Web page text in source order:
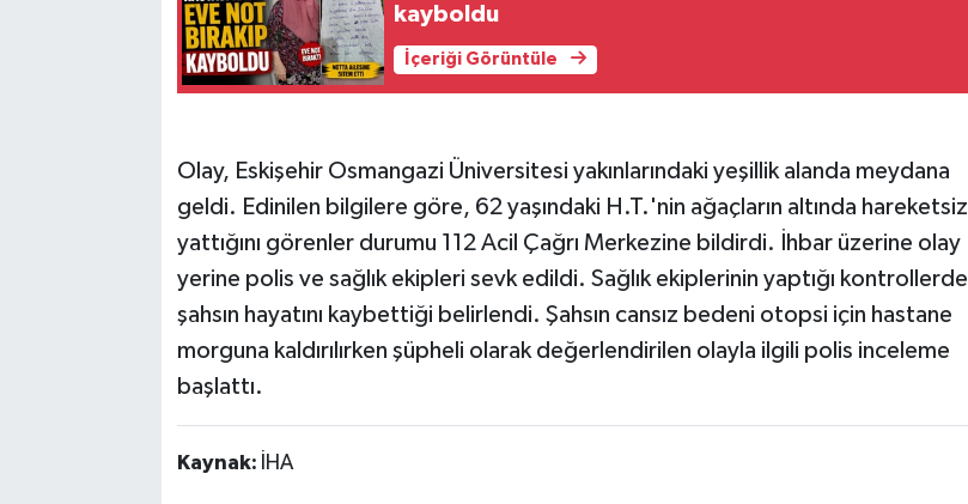
kayboldu
İçeriği Görüntüle
Olay, Eskişehir Osmangazi Üniversitesi yakınlarındaki yeşillik alanda meydana
geldi. Edinilen bilgilere göre, 62 yaşındaki H.T.'nin ağaçların altında hareketsiz
yattığını görenler durumu 112 Acil Çağrı Merkezine bildirdi. İhbar üzerine olay
yerine polis ve sağlık ekipleri sevk edildi. Sağlık ekiplerinin yaptığı kontrollerde
şahsın hayatını kaybettiği belirlendi. Şahsın cansız bedeni otopsi için hastane
morguna kaldırılırken şüpheli olarak değerlendirilen olayla ilgili polis inceleme
başlattı.
Kaynak: İHA